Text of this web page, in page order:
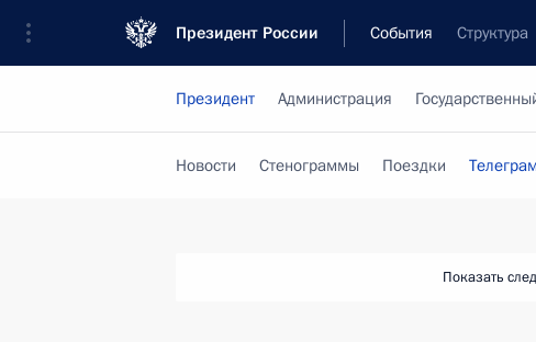
Президент России События Структура
Президент Администрация
Новости Стенограммы Поездки
Показать